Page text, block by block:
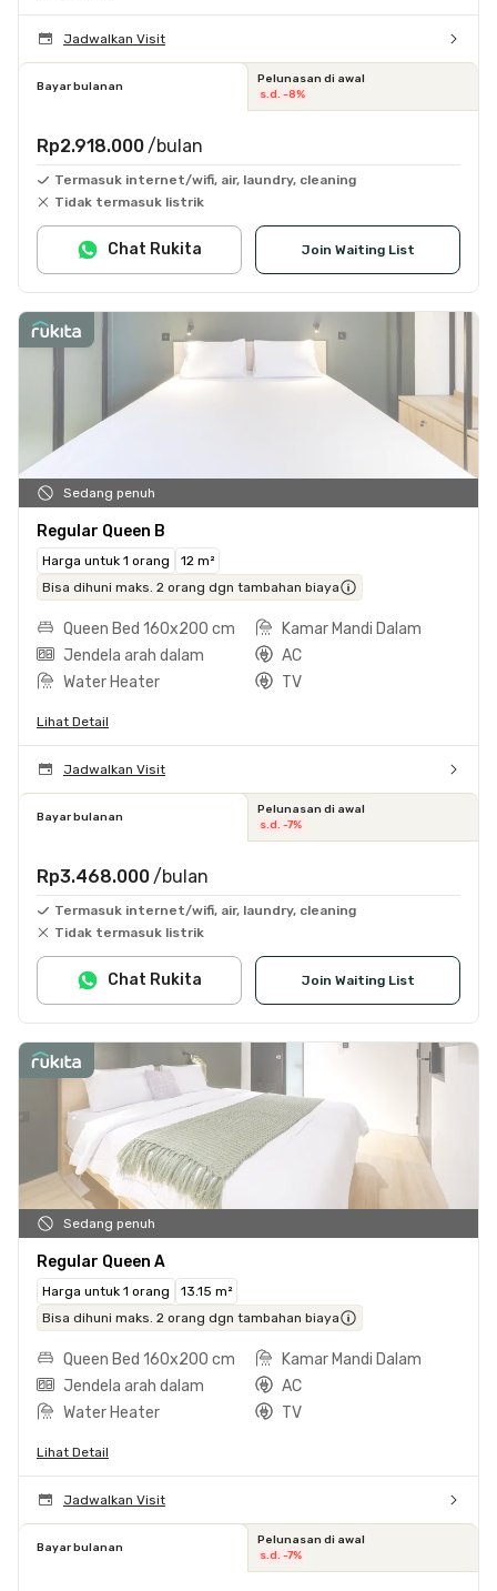
Jadwalkan Visit
Bayar bulanan
Pelunasan di awal
s.d. -8%
Rp2.918.000 /bulan
Termasuk internet/wifi, air, laundry, cleaning
Tidak termasuk listrik
Join Waiting List
Chat Rukita
Sedang penuh
Regular Queen B
Harga untuk 1 orang
12 m²
Bisa dihuni maks. 2 orang dgn tambahan biaya
Queen Bed 160x200 cm
Kamar Mandi Dalam
Jendela arah dalam
AC
Water Heater
TV
Lihat Detail
Jadwalkan Visit
Bayar bulanan
Pelunasan di awal
s.d. -7%
Rp3.468.000 /bulan
Termasuk internet/wifi, air, laundry, cleaning
Tidak termasuk listrik
Join Waiting List
Chat Rukita
Sedang penuh
Regular Queen A
Harga untuk 1 orang
13.15 m²
Bisa dihuni maks. 2 orang dgn tambahan biaya
Queen Bed 160x200 cm
Kamar Mandi Dalam
Jendela arah dalam
AC
Water Heater
TV
Lihat Detail
Jadwalkan Visit
Bayar bulanan
Pelunasan di awal
s.d. -7%